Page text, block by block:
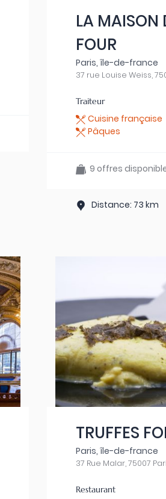
LA MAISON
FOUR
Paris, île-de-france
37 rue Louise Weiss,
Traiteur
Cuisine française
Pâques
9 offres
Distance: 73 km
TRUFFES
Paris, île-de-france
37 Rue Malar, 75007
Restaurant